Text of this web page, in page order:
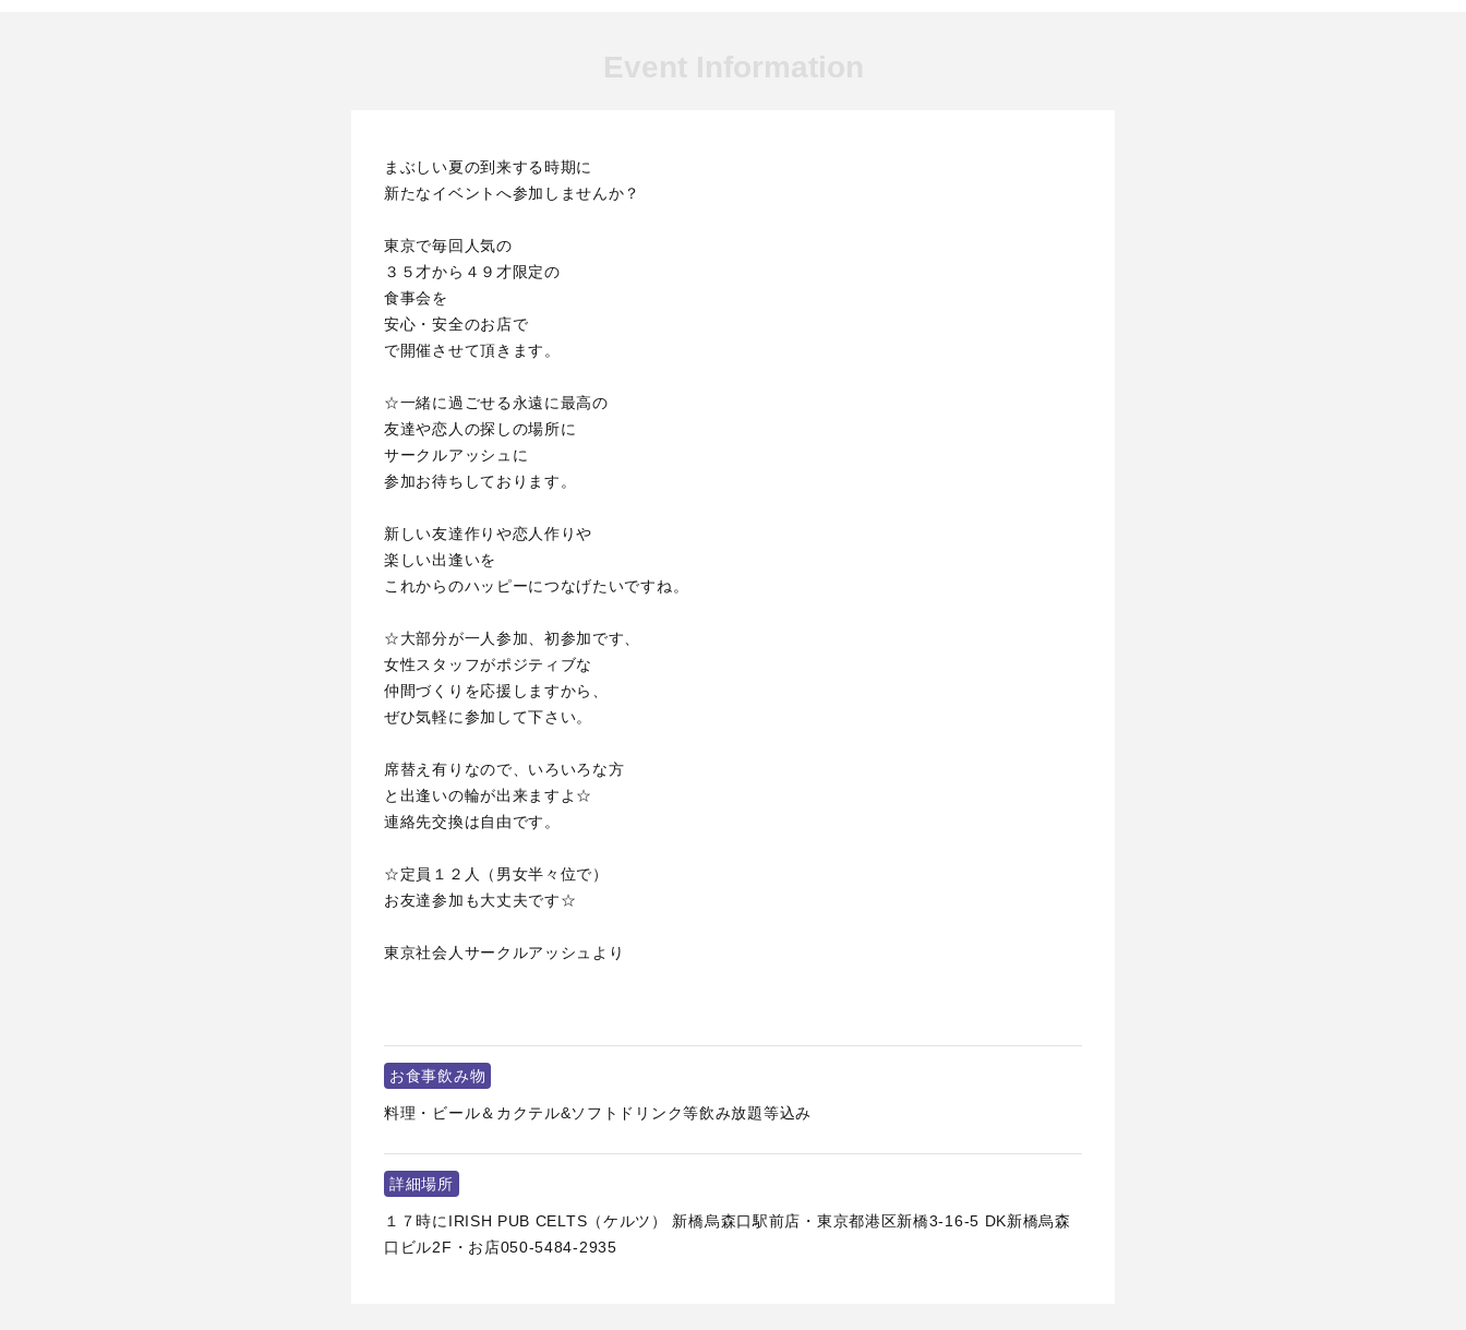
まぶしい夏の到来する時期に
新たなイベントへ参加しませんか？
東京で毎回人気の
３５才から４９才限定の
食事会を
安心・安全のお店で
で開催させて頂きます。
☆一緒に過ごせる永遠に最高の
友達や恋人の探しの場所に
サークルアッシュに
参加お待ちしております。
新しい友達作りや恋人作りや
楽しい出逢いを
これからのハッピーにつなげたいですね。
☆大部分が一人参加、初参加です、
女性スタッフがポジティブな
仲間づくりを応援しますから、
ぜひ気軽に参加して下さい。
席替え有りなので、いろいろな方
と出逢いの輪が出来ますよ☆
連絡先交換は自由です。
☆定員１２人（男女半々位で）
お友達参加も大丈夫です☆
東京社会人サークルアッシュより
お食事飲み物
料理・ビール＆カクテル&ソフトドリンク等飲み放題等込み
詳細場所
１７時にIRISH PUB CELTS（ケルツ） 新橋烏森口駅前店・東京都港区新橋3-16-5 DK新橋烏森
口ビル2F・お店050-5484-2935